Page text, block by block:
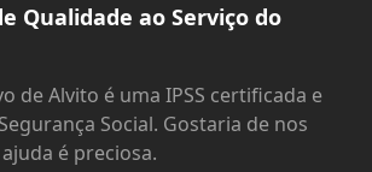
Qualidade ao Serviço do
de Alvito é uma IPSS certificada e
Social. Gostaria de nos
é preciosa.